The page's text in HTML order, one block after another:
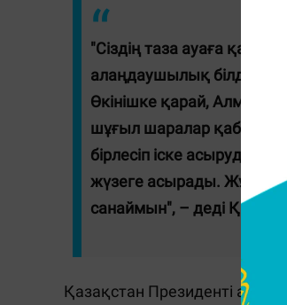
"Сіздің таза ауаға
алаңдаушылық
Өкінішке қарай, Алматы
шұғыл шаралар қабылдау
бірлесіп іске асыруды
жүзеге асырады.
санаймын", – деді
Қазақстан Президенті